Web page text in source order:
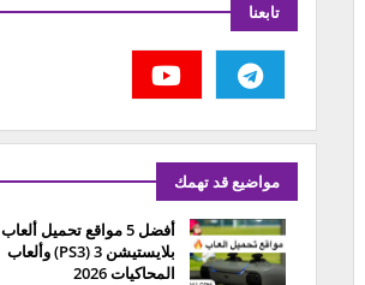
تابعنا
مواضيع قد تهمك
أفضل 5 مواقع تحميل ألعاب
بلايستيشن 3 (PS3) وألعاب
المحاكيات 2026